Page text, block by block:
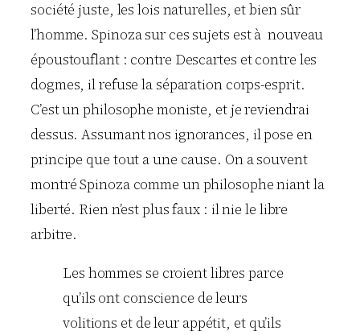
société juste, les lois naturelles, et bien sûr
l’homme. Spinoza sur ces sujets est à nouveau
époustouflant : contre Descartes et contre les
dogmes, il refuse la séparation corps-esprit.
C’est un philosophe moniste, et je reviendrai
dessus. Assumant nos ignorances, il pose en
principe que tout a une cause. On a souvent
montré Spinoza comme un philosophe niant la
liberté. Rien n’est plus faux : il nie le libre
arbitre.
Les hommes se croient libres parce
qu’ils ont conscience de leurs
volitions et de leur appétit, et qu’ils